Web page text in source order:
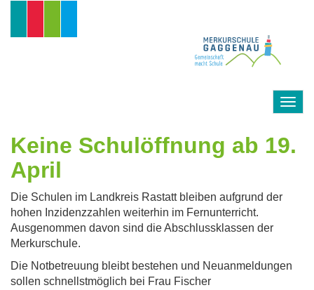
Inhalt
Keine Schulöffnung ab 19.
April
Die Schulen im Landkreis Rastatt bleiben aufgrund der
hohen Inzidenzzahlen weiterhin im Fernunterricht.
Ausgenommen davon sind die Abschlussklassen der
Merkurschule.
Die Notbetreuung bleibt bestehen und Neuanmeldungen
sollen schnellstmöglich bei Frau Fischer